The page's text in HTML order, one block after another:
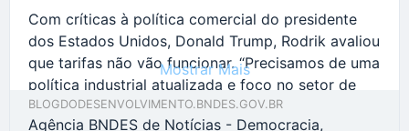
espiritualidade e vendem soluções milagrosas sem
base científica”, disse ele.
Para o coordenador do estudo, essa
desinformação é um projeto que atrapalha as
políticas públicas de saúde e pode colocar a vida
Com críticas à política comercial do presidente
dos Estados Unidos, Donald Trump, Rodrik avaliou
que tarifas não vão funcionar. “Precisamos de uma
política industrial atualizada e foco no setor de
serviços”, afirmou.
Mostrar Mais
BLOGDODESENVOLVIMENTO.BNDES.GOV.BR
Agência BNDES de Notícias - Democracia,